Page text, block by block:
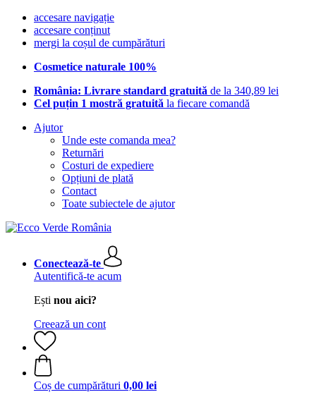
accesare navigație
accesare conținut
mergi la coșul de cumpărături
Cosmetice naturale 100%
România: Livrare standard gratuită de la 340,89 lei
Cel puțin 1 mostră gratuită la fiecare comandă
Ajutor
Unde este comanda mea?
Returnări
Costuri de expediere
Opțiuni de plată
Contact
Toate subiectele de ajutor
Conectează-te
Autentifică-te acum
Ești nou aici?
Creează un cont
Coș de cumpărături 0,00 lei